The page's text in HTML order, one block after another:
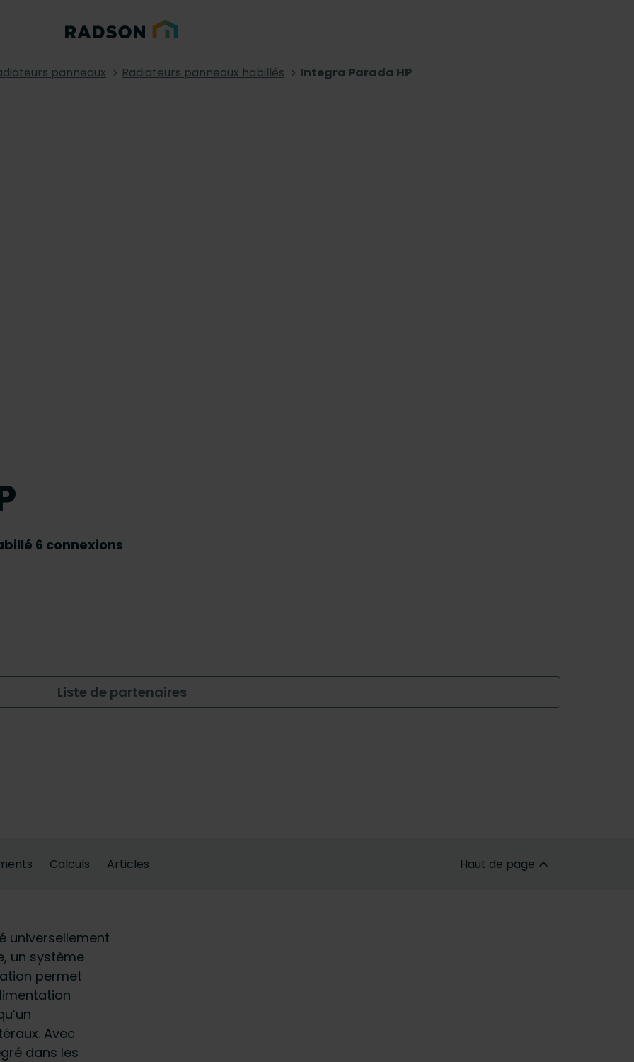
panneaux Radiateurs panneaux habillés Integra Parada HP
6 connexions
Liste de partenaires
Calculs Articles Haut de page
universellement
un système
permet
Avec
dans les